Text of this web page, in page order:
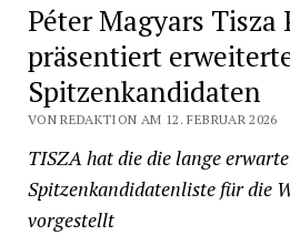
Péter Magyars Tisza
präsentiert
Spitzenkandidaten
VON REDAKTION AM 12. FEBRUAR 2026
TISZA hat die die lange
Spitzenkandidatenliste für die
vorgestellt